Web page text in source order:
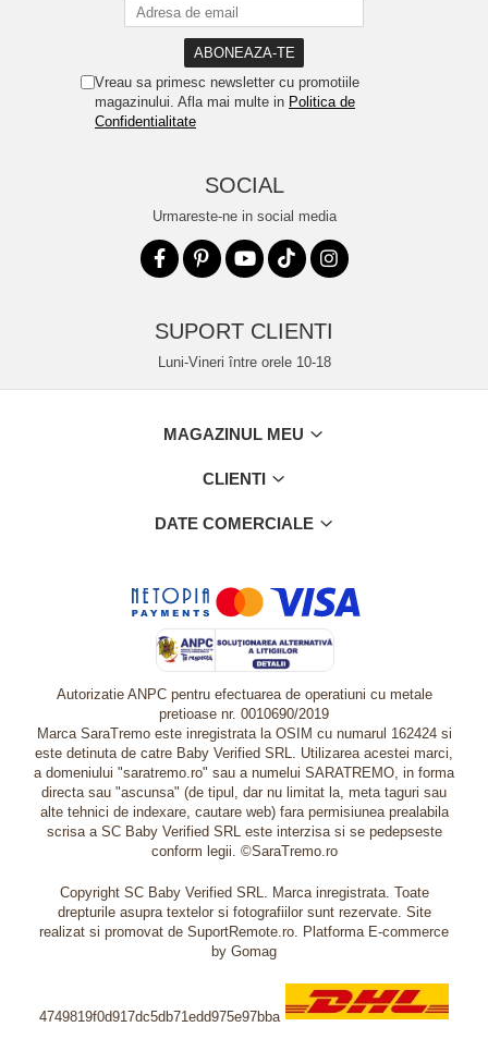
Vreau sa primesc newsletter cu promotiile
magazinului. Afla mai multe in Politica de
Confidentialitate
SOCIAL
Urmareste-ne in social media
SUPORT CLIENTI
Luni-Vineri între orele 10-18
MAGAZINUL MEU
CLIENTI
DATE COMERCIALE
Autorizatie ANPC pentru efectuarea de operatiuni cu metale
pretioase nr. 0010690/2019
Marca SaraTremo este inregistrata la OSIM cu numarul 162424 si
este detinuta de catre Baby Verified SRL. Utilizarea acestei marci,
a domeniului "saratremo.ro" sau a numelui SARATREMO, in forma
directa sau "ascunsa" (de tipul, dar nu limitat la, meta taguri sau
alte tehnici de indexare, cautare web) fara permisiunea prealabila
scrisa a SC Baby Verified SRL este interzisa si se pedepseste
conform legii. ©SaraTremo.ro
Copyright SC Baby Verified SRL. Marca inregistrata. Toate
drepturile asupra textelor si fotografiilor sunt rezervate. Site
realizat si promovat de SuportRemote.ro. Platforma E-commerce
by Gomag
4749819f0d917dc5db71edd975e97bba